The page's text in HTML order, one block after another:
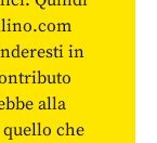
in
alla
che